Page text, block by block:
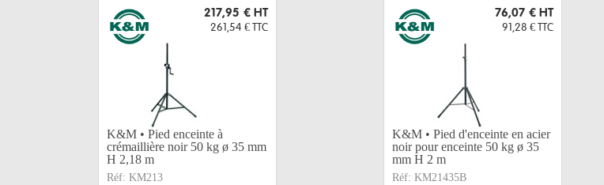
217,95 € HT
261,54 € TTC
K&M • Pied enceinte à
crémaillière noir 50 kg ø 35 mm
H 2,18 m
Réf: KM213
76,07 € HT
91,28 € TTC
K&M • Pied d'enceinte en acier
noir pour enceinte 50 kg ø 35
mm H 2 m
Réf: KM21435B